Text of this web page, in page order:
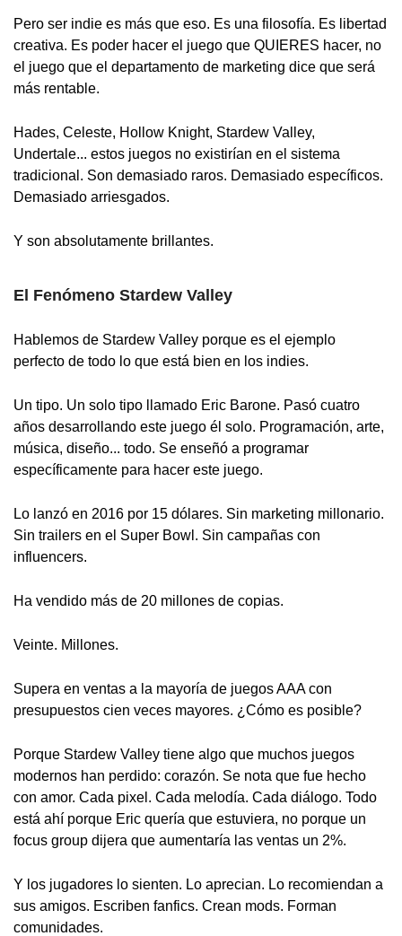
Pero ser indie es más que eso. Es una filosofía. Es libertad
creativa. Es poder hacer el juego que QUIERES hacer, no
el juego que el departamento de marketing dice que será
más rentable.
Hades, Celeste, Hollow Knight, Stardew Valley,
Undertale... estos juegos no existirían en el sistema
tradicional. Son demasiado raros. Demasiado específicos.
Demasiado arriesgados.
Y son absolutamente brillantes.
El Fenómeno Stardew Valley
Hablemos de Stardew Valley porque es el ejemplo
perfecto de todo lo que está bien en los indies.
Un tipo. Un solo tipo llamado Eric Barone. Pasó cuatro
años desarrollando este juego él solo. Programación, arte,
música, diseño... todo. Se enseñó a programar
específicamente para hacer este juego.
Lo lanzó en 2016 por 15 dólares. Sin marketing millonario.
Sin trailers en el Super Bowl. Sin campañas con
influencers.
Ha vendido más de 20 millones de copias.
Veinte. Millones.
Supera en ventas a la mayoría de juegos AAA con
presupuestos cien veces mayores. ¿Cómo es posible?
Porque Stardew Valley tiene algo que muchos juegos
modernos han perdido: corazón. Se nota que fue hecho
con amor. Cada pixel. Cada melodía. Cada diálogo. Todo
está ahí porque Eric quería que estuviera, no porque un
focus group dijera que aumentaría las ventas un 2%.
Y los jugadores lo sienten. Lo aprecian. Lo recomiendan a
sus amigos. Escriben fanfics. Crean mods. Forman
comunidades.